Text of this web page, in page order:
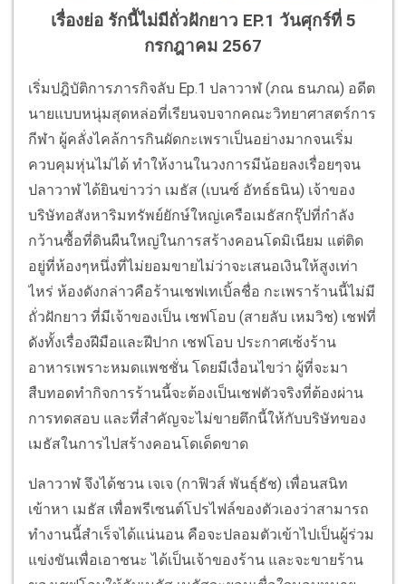
เรื่องย่อ รักนี้ไม่มีถั่วฝักยาว EP.1 วันศุกร์ที่ 5
กรกฎาคม 2567
เริ่มปฎิบัติการภารกิจลับ Ep.1 ปลาวาฬ (ภณ ธนภณ) อดีต
นายแบบหนุ่มสุดหล่อที่เรียนจบจากคณะวิทยาศาสตร์การ
กีฬา ผู้คลั่งไคล้การกินผัดกะเพราเป็นอย่างมากจนเริ่ม
ควบคุมหุ่นไม่ได้ ทำให้งานในวงการมีน้อยลงเรื่อยๆจน
ปลาวาฬ ได้ยินข่าวว่า เมธัส (เบนซ์ อัทธ์ธนิน) เจ้าของ
บริษัทอสังหาริมทรัพย์ยักษ์ใหญ่เครือเมธัสกรุ๊ปที่กำลัง
กว้านซื้อที่ดินผืนใหญ่ในการสร้างคอนโดมิเนียม แต่ติด
อยู่ที่ห้องๆหนึ่งที่ไม่ยอมขายไม่ว่าจะเสนอเงินให้สูงเท่า
ไหร่ ห้องดังกล่าวคือร้านเชฟเทเบิ้ลชื่อ กะเพราร้านนี้ไม่มี
ถั่วฝักยาว ที่มีเจ้าของเป็น เชฟโอบ (สายลับ เหมวิช) เชฟที่
ดังทั้งเรื่องฝีมือและฝีปาก เชฟโอบ ประกาศเซ้งร้าน
อาหารเพราะหมดแพชชั่น โดยมีเงื่อนไขว่า ผู้ที่จะมา
สืบทอดทำกิจการร้านนี้จะต้องเป็นเชฟตัวจริงที่ต้องผ่าน
การทดสอบ และที่สำคัญจะไม่ขายตึกนี้ให้กับบริษัทของ
เมธัสในการไปสร้างคอนโดเด็ดขาด
ปลาวาฬ จึงได้ชวน เจเจ (กาฟิวส์ พันธุ์ธัช) เพื่อนสนิท
เข้าหา เมธัส เพื่อพรีเซนต์โปรไฟล์ของตัวเองว่าสามารถ
ทำงานนี้สำเร็จได้แน่นอน คือจะปลอมตัวเข้าไปเป็นผู้ร่วม
แข่งขันเพื่อเอาชนะ ได้เป็นเจ้าของร้าน และจะขายร้าน